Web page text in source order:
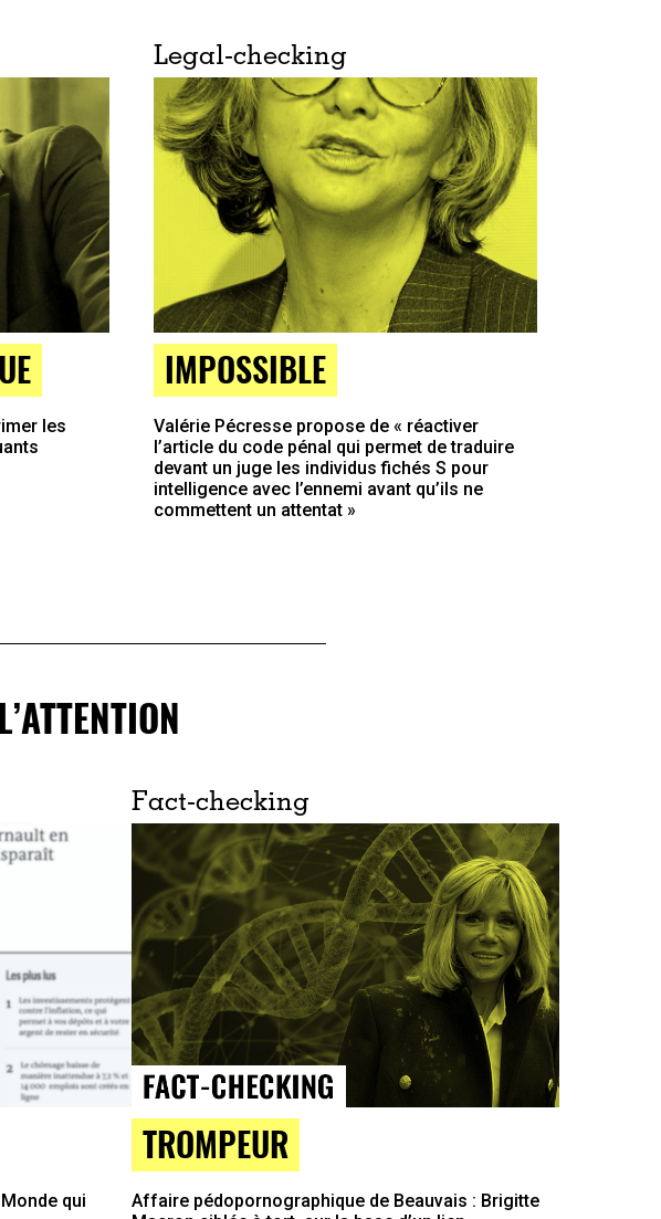
les
Legal-checking
IMPOSSIBLE
Valérie Pécresse propose de « réactiver
l’article du code pénal qui permet de traduire
devant un juge les individus fichés S pour
intelligence avec l’ennemi avant qu’ils ne
commettent un attentat »
qui
Fact-checking
TROMPEUR
Affaire pédopornographique de Beauvais : Brigitte